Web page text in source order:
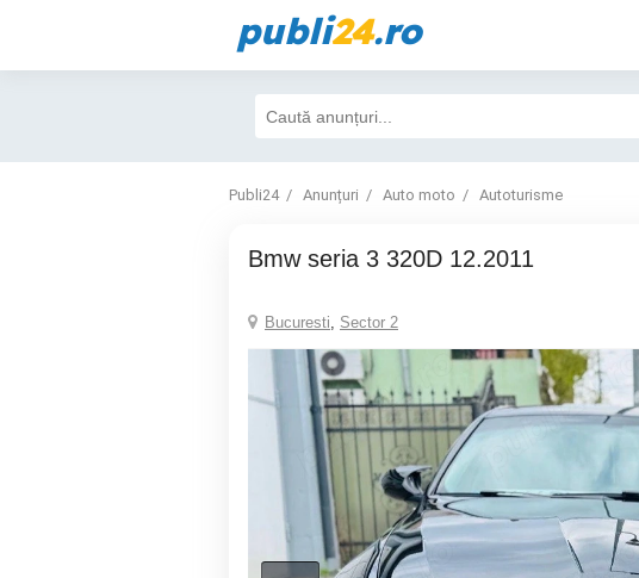
publi24.ro
Publi24 Anunțuri Auto moto Autoturisme
Bmw seria 3 320D 12.2011
Bucuresti, Sector 2